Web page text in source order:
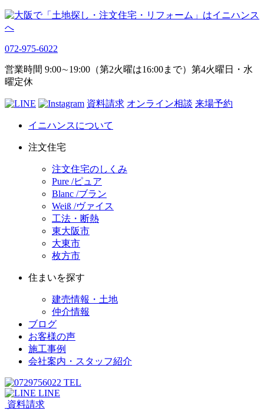
072-975-6022
営業時間 9:00∼19:00（第2火曜は16:00まで）第4火曜日・水
曜定休
資料請求 オンライン相談 来場予約
イニハンスについて
注文住宅
注文住宅のしくみ
Pure /ピュア
Blanc /ブラン
Weiß /ヴァイス
工法・断熱
東大阪市
大東市
枚方市
住まいを探す
建売情報・土地
仲介情報
ブログ
お客様の声
施工事例
会社案内・スタッフ紹介
TEL
LINE
資料請求